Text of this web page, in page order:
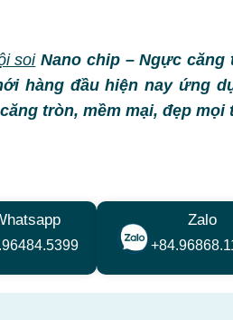
soiNano chip – Ngực căng
hàng đầu hiện nay ứng
tròn, mềm mại, đẹp mọi
Zalo